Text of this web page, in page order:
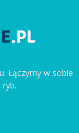
Łączymy w sobie